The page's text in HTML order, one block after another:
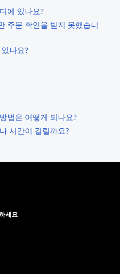
에 있나요?
주문 확인을 받지 못했습니
나요?
법은 어떻게 되나요?
시간이 걸릴까요?
세요